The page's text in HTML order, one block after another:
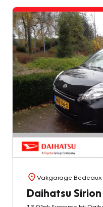
Vakgarage Bedeaux
Daihatsu Sirion